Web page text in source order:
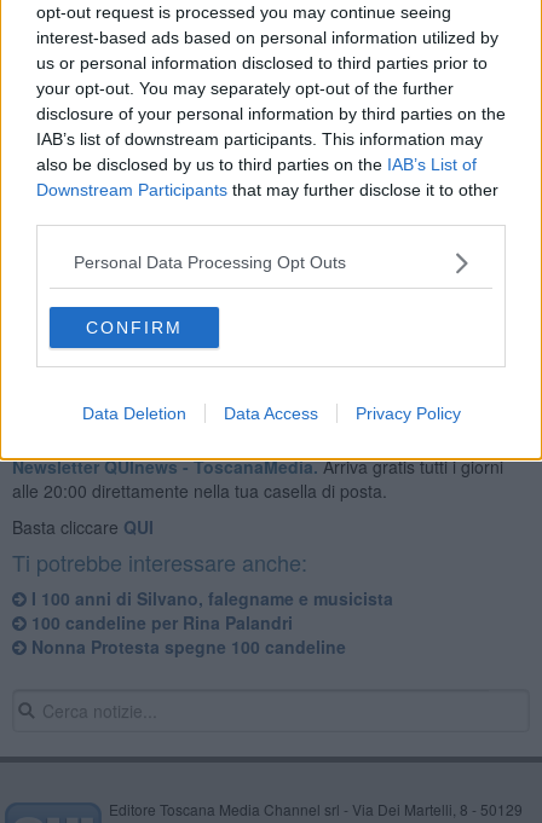
opt-out request is processed you may continue seeing
interest-based ads based on personal information utilized by
us or personal information disclosed to third parties prior to
your opt-out. You may separately opt-out of the further
disclosure of your personal information by third parties on the
IAB’s list of downstream participants. This information may
also be disclosed by us to third parties on the IAB’s List of
Downstream Participants that may further disclose it to other
Personal Data Processing Opt Outs
CONFIRM
Data Deletion Data Access Privacy Policy
CASCINA —Cascina ha una nuova centenaria. A raggiungere il
traguardo delle 100 candeline è Dina Tinagli,che ha festeggiato il
suo compleanno insieme ad amici e parenti.
A farle visita anche il sindacoMichelangelo Betti e donPaolo
Paoletti, che hanno portato alla neo centenaria gli auguri di tutta la
comunità e con i quali ha parlato della della storia di Cascina, degli
anni della sua gioventù e le amicizie di allora.
Poi torta, candeline e champagne per festeggiare la signora Dina.
Newsletter QUInews - ToscanaMedia.Arriva gratis tutti i giorni
alle 20:00 direttamente nella tua casella di posta.
Basta cliccare QUI
Ti potrebbe interessare anche:
I 100 anni di Silvano, falegname e musicista
100 candeline per Rina Palandri
Nonna Protesta spegne 100 candeline
Editore Toscana Media Channel srl - Via Dei Martelli, 8 - 50129